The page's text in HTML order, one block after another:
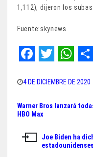
1,112), dijeron los
Fuente:skynews
a
c
e
b
o
w
i
t
e
h
a
s
A
h
a
e
4 DE DICIEMBRE DE 2020
Navegación
entradas
Warner Bros lanzará
HBO Max
Joe Biden ha